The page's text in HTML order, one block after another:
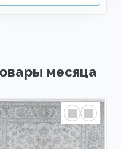
месяца